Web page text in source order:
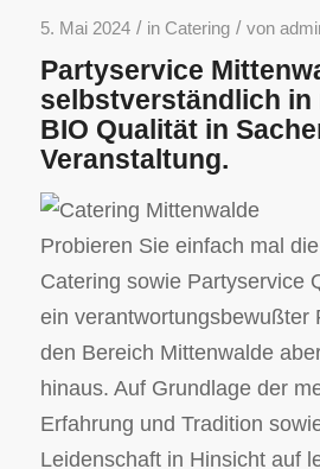
5. Mai 2024 / in Catering / von
Partyservice
selbstverständlich in
BIO Qualität in
Veranstaltung.
Probieren Sie einfach mal
Catering sowie Partyservice
ein verantwortungsbewußter
den Bereich Mittenwalde
hinaus. Auf Grundlage der
Erfahrung und Tradition
Leidenschaft in Hinsicht auf